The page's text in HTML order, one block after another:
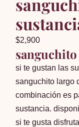
$2,900
si te gustan las
sanguchito largo
combinación es
sustancia.
si te gusta